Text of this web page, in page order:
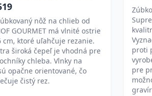
nôž na chlieb od
GOURMET má vlnité ostrie
cm, ktoré uľahčuje rezanie.
široká čepeľ je vhodná pre
chleba. Vlnky na
opačne orientované, čo
čistý rez.
proti
pre